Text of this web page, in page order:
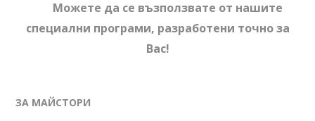
Можете да се възползвате от нашите
специални програми, разработени точно за
Вас!
ЗА МАЙСТОРИ